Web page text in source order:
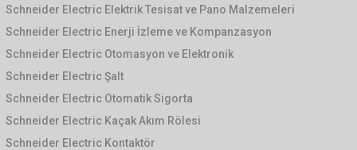
Schneider Electric Elektrik Tesisat ve Pano Malzemeleri
Schneider Electric Enerji İzleme ve Kompanzasyon
Schneider Electric Otomasyon ve Elektronik
Schneider Electric Şalt
Schneider Electric Otomatik Sigorta
Schneider Electric Kaçak Akım Rölesi
Schneider Electric Kontaktör